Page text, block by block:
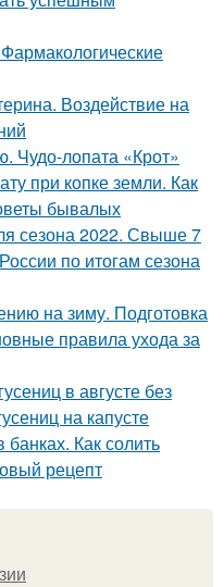
Воздействие на
Чудо-лопата «Крот»
при копке земли. Как
бывалых
сезона 2022. Свыше 7
по итогам сезона
на зиму. Подготовка
правила ухода за
в августе без
на капусте
Как солить
рецепт